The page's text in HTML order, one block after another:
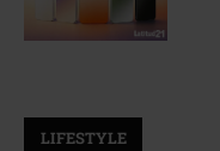
LIFESTYLE